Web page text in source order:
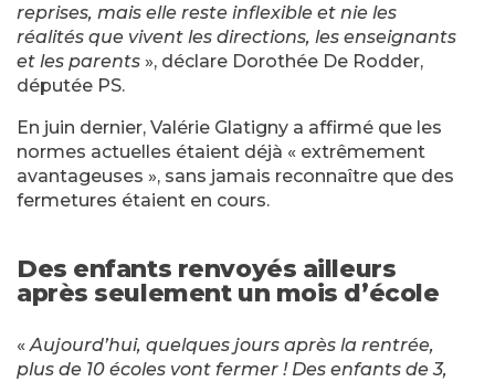
reprises, mais elle reste inflexible et nie les
réalités que vivent les directions, les enseignants
et les parents », déclare Dorothée De Rodder,
députée PS.
En juin dernier, Valérie Glatigny a affirmé que les
normes actuelles étaient déjà « extrêmement
avantageuses », sans jamais reconnaître que des
fermetures étaient en cours.
Des enfants renvoyés ailleurs
après seulement un mois d’école
« Aujourd’hui, quelques jours après la rentrée,
plus de 10 écoles vont fermer ! Des enfants de 3,